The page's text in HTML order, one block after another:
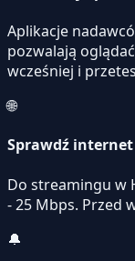
Aplikacje
pozwalają
wcześniej i
🌐
Sprawdź internet
Do streamingu w
- 25 Mbps. Przed
🔔